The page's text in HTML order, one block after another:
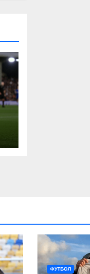
ФУТБОЛ